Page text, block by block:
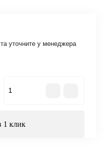
уточните у менеджера
1 клик